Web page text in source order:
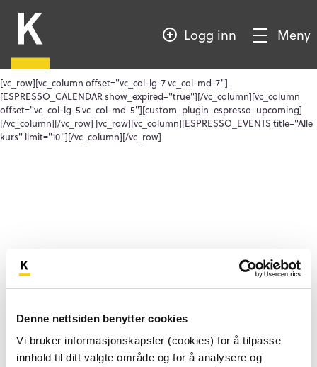
Denne nettsiden benytter cookies
Vi bruker informasjonskapsler (cookies) for å tilpasse
innhold til ditt valgte område og for å analysere og
HOVEDINNHOLD
KompetansebroenLogg inn
Vis/SkjulMeny
[vc_row][vc_column offset="vc_col-lg-7 vc_col-md-7"]
[ESPRESSO_CALENDAR show_expired="true"][/vc_column][vc_column
offset="vc_col-lg-5 vc_col-md-5"][custom_plugin_espresso_upcoming]
[/vc_column][/vc_row] [vc_row][vc_column][ESPRESSO_EVENTS title="Alle
kurs" limit="10"][/vc_column][/vc_row]